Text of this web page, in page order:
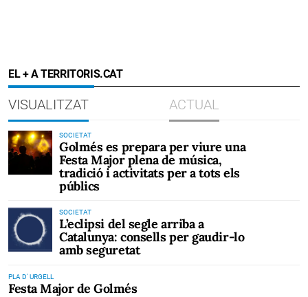
EL + A TERRITORIS.CAT
VISUALITZAT ACTUAL
SOCIETAT
Golmés es prepara per viure una
Festa Major plena de música,
tradició i activitats per a tots els
públics
SOCIETAT
L’eclipsi del segle arriba a
Catalunya: consells per gaudir-lo
amb seguretat
PLA D' URGELL
Festa Major de Golmés